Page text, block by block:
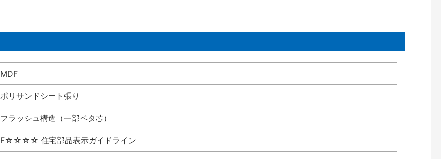
MDF
ポリサンドシート張り
フラッシュ構造（一部ベタ芯）
F☆☆☆☆ 住宅部品表示ガイドライン